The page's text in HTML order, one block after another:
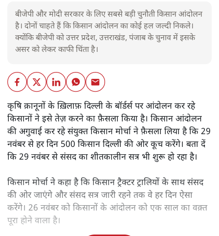
बीजेपी और मोदी सरकार के लिए सबसे बड़ी चुनौती किसान आंदोलन
है। दोनों चाहते हैं कि किसान आंदोलन का कोई हल जल्दी निकले।
क्योंकि बीजेपी को उत्तर प्रदेश, उत्तराखंड, पंजाब के चुनाव में इसके
असर को लेकर काफी चिंता है।
कृषि क़ानूनों के ख़िलाफ़ दिल्ली के बॉर्डर्स पर आंदोलन कर रहे
किसानों ने इसे तेज़ करने का फ़ैसला किया है। किसान आंदोलन
की अगुवाई कर रहे संयुक्त किसान मोर्चा ने फ़ैसला लिया है कि 29
नवंबर से हर दिन 500 किसान दिल्ली की ओर कूच करेंगे। बता दें
कि 29 नवंबर से संसद का शीतकालीन सत्र भी शुरू हो रहा है।
किसान मोर्चा ने कहा है कि किसान ट्रैक्टर ट्रालियों के साथ संसद
की ओर जाएंगे और संसद सत्र जारी रहने तक वे हर दिन ऐसा
करेंगे। 26 नवंबर को किसानों के आंदोलन को एक साल का वक़्त
पूरा होने वाला है।